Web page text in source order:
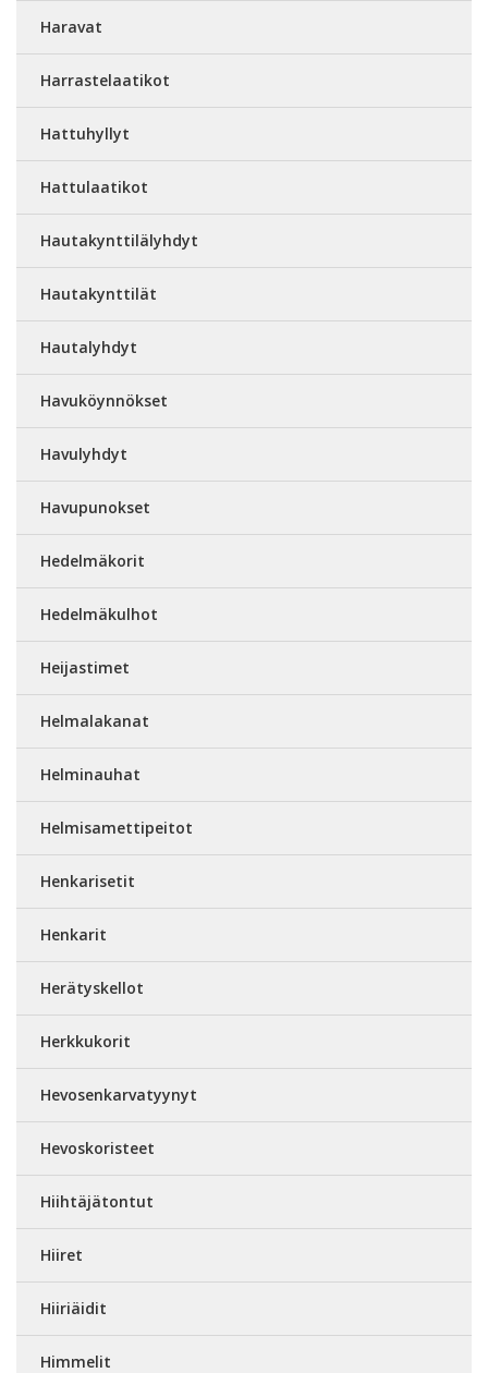
Haravat
Harrastelaatikot
Hattuhyllyt
Hattulaatikot
Hautakynttilälyhdyt
Hautakynttilät
Hautalyhdyt
Havuköynnökset
Havulyhdyt
Havupunokset
Hedelmäkorit
Hedelmäkulhot
Heijastimet
Helmalakanat
Helminauhat
Helmisamettipeitot
Henkarisetit
Henkarit
Herätyskellot
Herkkukorit
Hevosenkarvatyynyt
Hevoskoristeet
Hiihtäjätontut
Hiiret
Hiiriäidit
Himmelit